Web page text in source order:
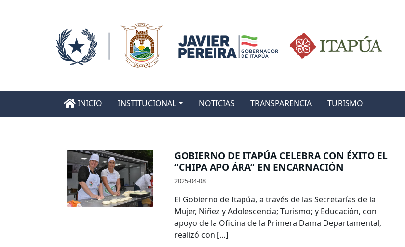
INICIO INSTITUCIONAL NOTICIAS TRANSPARENCIA TURISMO
GOBIERNO DE ITAPÚA CELEBRA CON ÉXITO EL
“CHIPA APO ÁRA” EN ENCARNACIÓN
2025-04-08
El Gobierno de Itapúa, a través de las Secretarías de la
Mujer, Niñez y Adolescencia; Turismo; y Educación, con
apoyo de la Oficina de la Primera Dama Departamental,
realizó con […]